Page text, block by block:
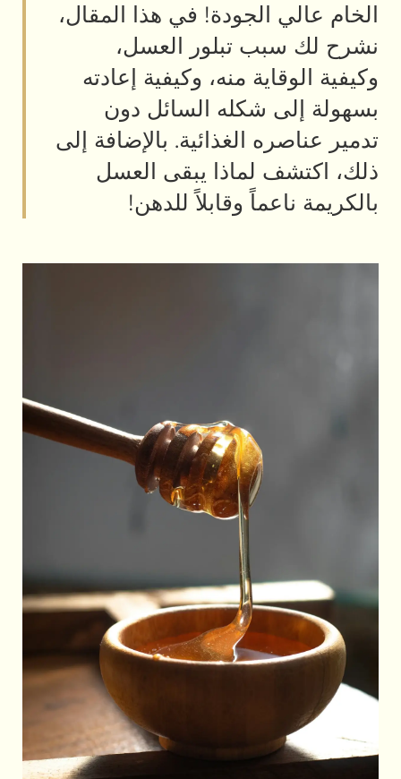
الخام عالي الجودة! في هذا المقال،
نشرح لك سبب تبلور العسل،
وكيفية الوقاية منه، وكيفية إعادته
بسهولة إلى شكله السائل دون
تدمير عناصره الغذائية. بالإضافة إلى
ذلك، اكتشف لماذا يبقى العسل
بالكريمة ناعماً وقابلاً للدهن!